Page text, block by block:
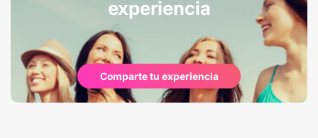
experiencia
Comparte tu experiencia